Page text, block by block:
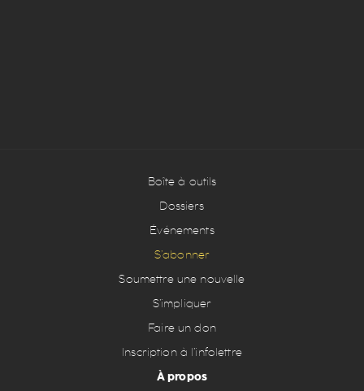
Boîte à outils
Dossiers
Événements
S’abonner
Soumettre une nouvelle
S’impliquer
Faire un don
Inscription à l’infolettre
À propos